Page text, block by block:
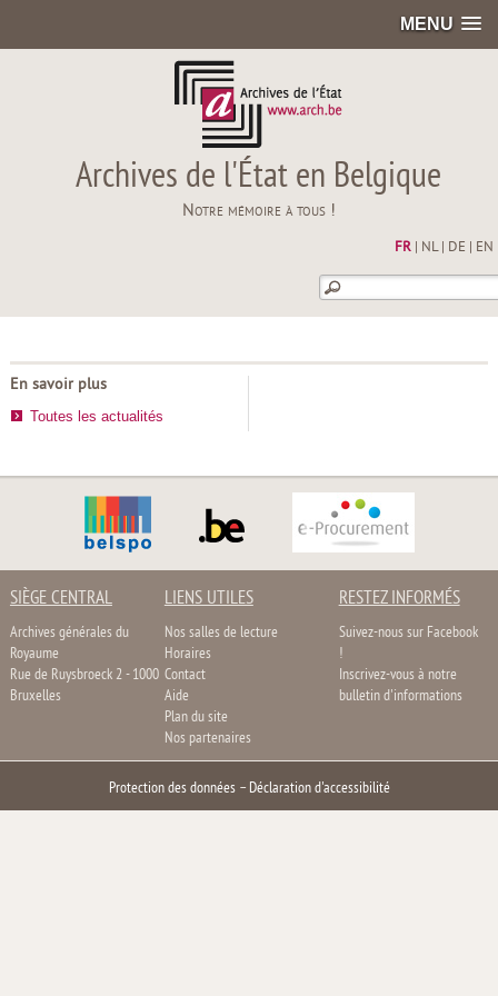
MENU
Archives de l'État en Belgique
Notre mémoire à tous !
FR| NL| DE EN
En savoir plus
Toutes les actualités
SIÈGE CENTRAL
Archives générales du
Royaume
Rue de Ruysbroeck 2 - 1000
Bruxelles
LIENS UTILES
Nos salles de lecture
Horaires
Contact
Aide
Plan du site
Nos partenaires
RESTEZ INFORMÉS
Suivez-nous sur Facebook
!
Inscrivez-vous à notre
bulletin d'informations
Protection des données– Déclaration d'accessibilité